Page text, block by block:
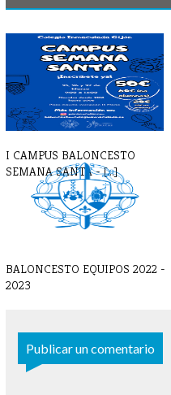
I CAMPUS BALONCESTO
SEMANA SANTA - [...]
BALONCESTO EQUIPOS 2022 -
2023
Publicar un comentario